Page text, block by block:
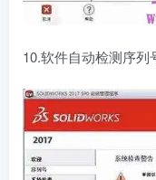
10.软件自动检测序列